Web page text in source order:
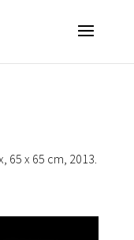
65 x 65 cm, 2013.